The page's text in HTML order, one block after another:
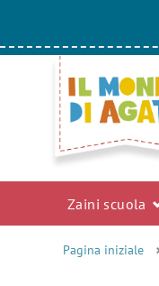
Zaini scuola
Pagina iniziale